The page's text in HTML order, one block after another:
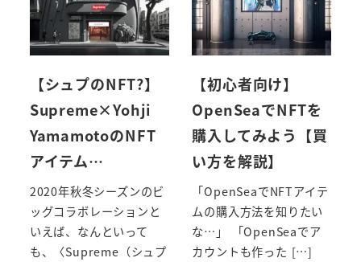
【シュプのNFT?】
Supreme×Yohji
YamamotoのNFT
アイテム…
2020年秋冬シーズンのビ
ッグコラボレーションと
いえば、なんといって
も、〈Supreme（シュプ
【初心者向け】
OpenSeaでNFTを
購入してみよう【買
い方を解説】
「OpenSeaでNFTアイテ
ムの購入方法を知りたい
な…」 「OpenSeaでア
カウントも作った […]